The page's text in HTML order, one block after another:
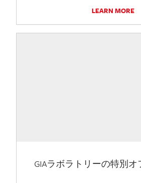
LEARN MORE
GIAラボラトリーの特別